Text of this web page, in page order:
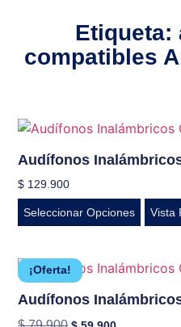
Etiqueta:
compatibles
Audífonos
$ 129.900
Seleccionar Opciones Vista
¡Oferta!
Audífonos